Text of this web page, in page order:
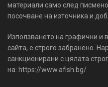
материали само след писмено
посочване на източника и
Използването на графични и
сайта, е строго забранено.
санкционирани с цялата
на: https://www.afish.bg/